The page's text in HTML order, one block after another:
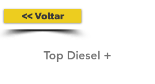
<< Voltar
Top Diesel +